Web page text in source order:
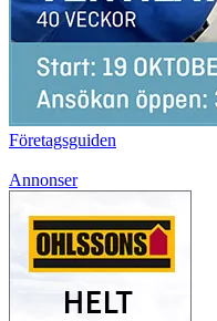
Företagsguiden
Annonser